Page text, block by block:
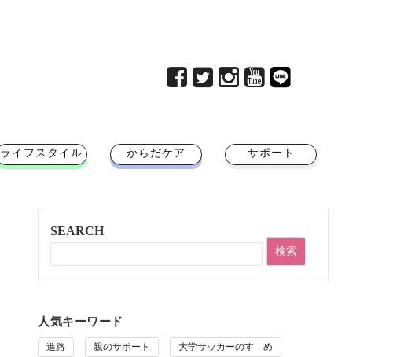
ライフスタイル からだケア サポート
SEARCH
人気キーワード
進路 親のサポート 大学サッカーのすゝめ